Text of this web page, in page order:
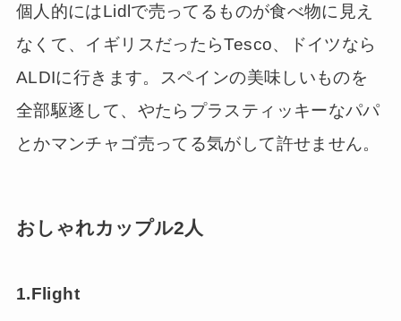
個人的にはLidlで売ってるものが食べ物に見え
なくて、イギリスだったらTesco、ドイツなら
ALDIに行きます。スペインの美味しいものを
全部駆逐して、やたらプラスティッキーなパパ
とかマンチャゴ売ってる気がして許せません。
おしゃれカップル2人
1.Flight